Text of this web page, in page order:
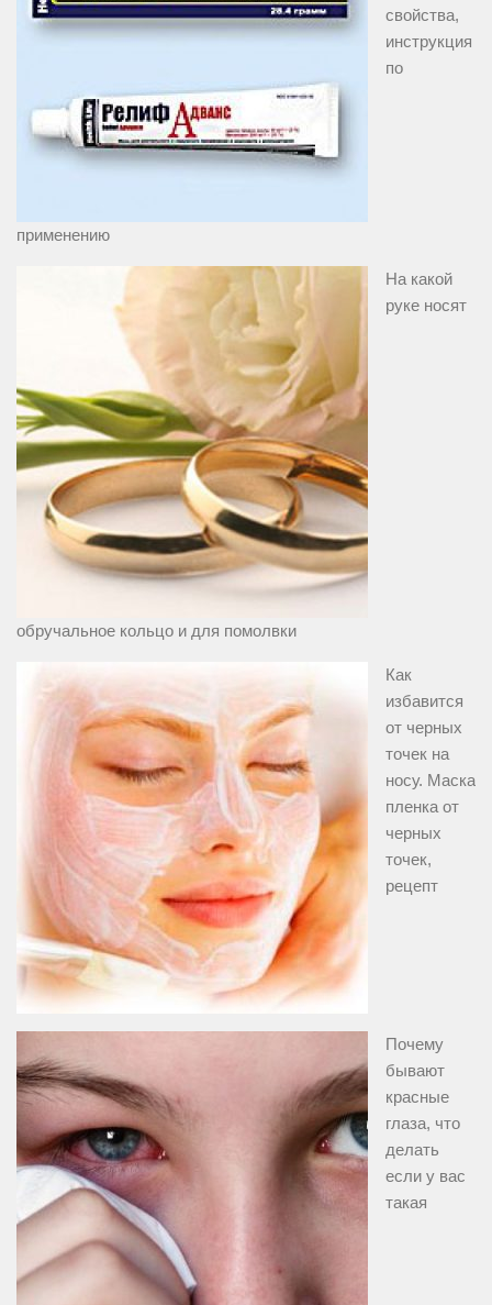
свойства,
инструкция
по
применению
На какой
руке носят
обручальное кольцо и для помолвки
Как
избавится
от черных
точек на
носу. Маска
пленка от
черных
точек,
рецепт
Почему
бывают
красные
глаза, что
делать
если у вас
такая